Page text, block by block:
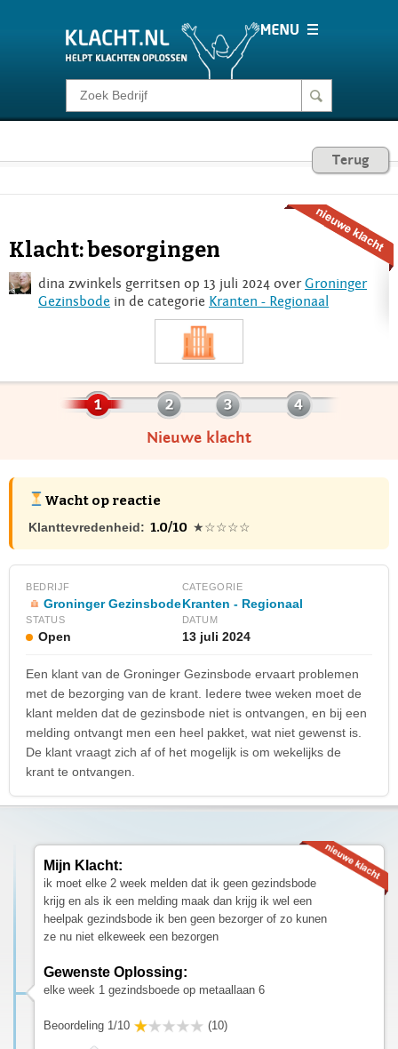
Klacht melden
Consumentenrecht Terug
Klacht: besorgingen
dina zwinkels gerritsen op 13 juli 2024 overGroninger
Gezinsbode in de categorie Kranten - Regionaal
Nieuwe klacht
Wacht op reactie
Klanttevredenheid: 1.0/10 ★☆☆☆☆
BEDRIJF
Groninger Gezinsbode
CATEGORIE
Kranten - Regionaal
STATUS
Open
DATUM
13 juli 2024
Een klant van de Groninger Gezinsbode ervaart problemen
met de bezorging van de krant. Iedere twee weken moet de
klant melden dat de gezinsbode niet is ontvangen, en bij een
melding ontvangt men een heel pakket, wat niet gewenst is.
De klant vraagt zich af of het mogelijk is om wekelijks de
krant te ontvangen.
Mijn Klacht:
ik moet elke 2 week melden dat ik geen gezindsbode
krijg en als ik een melding maak dan krijg ik wel een
heelpak gezindsbode ik ben geen bezorger of zo kunen
ze nu niet elkeweek een bezorgen
Gewenste Oplossing:
elke week 1 gezindsboede op metaallaan 6
Beoordeling 1/10 (10)